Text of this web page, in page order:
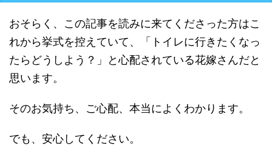
おそらく、この記事を読みに来てくださった方はこ
れから挙式を控えていて、「トイレに行きたくなっ
たらどうしよう？」と心配されている花嫁さんだと
思います。
そのお気持ち、ご心配、本当によくわかります。
でも、安心してください。